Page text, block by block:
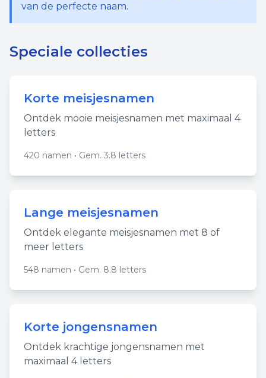
van de perfecte naam.
Speciale collecties
Korte meisjesnamen
Ontdek mooie meisjesnamen met maximaal 4
letters
420 namen • Gem. 3.8 letters
Lange meisjesnamen
Ontdek elegante meisjesnamen met 8 of
meer letters
548 namen • Gem. 8.8 letters
Korte jongensnamen
Ontdek krachtige jongensnamen met
maximaal 4 letters